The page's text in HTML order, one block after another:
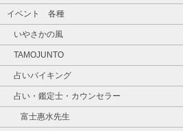
イベント 各種
いやさかの風
TAMOJUNTO
占いバイキング
占い・鑑定士・カウンセラー
富士惠水先生